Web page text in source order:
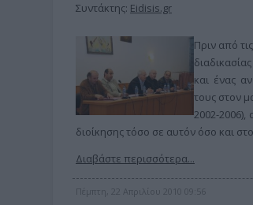
Συντάκτης: Eidisis.gr
Πριν από
και ένας
τους στον
2002-2006),
διοίκησης τόσο σε αυτόν όσο και
Διαβάστε περισσότερα...
Πέμπτη, 22 Απριλίου 2010 09:56